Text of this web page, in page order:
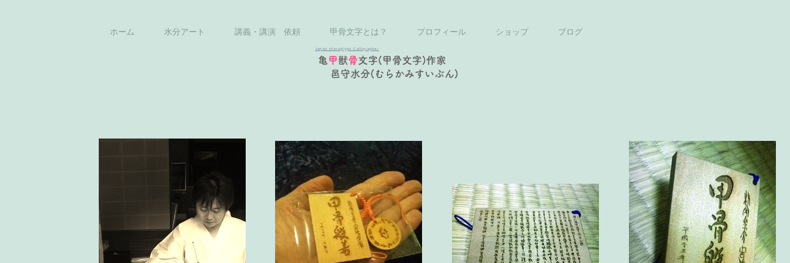
ホーム 水分アート 講義・講演 依頼 甲骨文字とは？ プロフィール ショップ ブログ
Japan Hieroglyph Calligrapher
亀 甲獣骨文字(甲骨文字)作家
邑守水分(むらかみすいぶん)